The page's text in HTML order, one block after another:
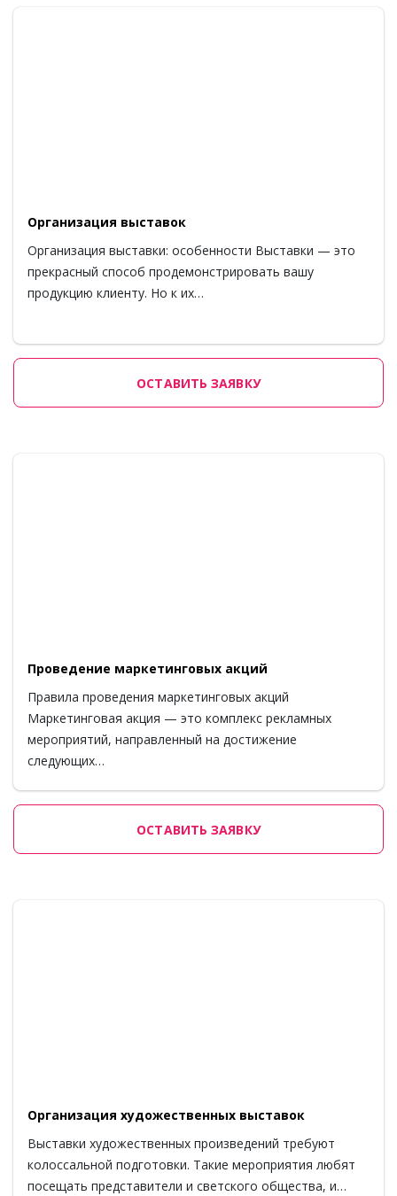
Организация выставок
Организация выставки: особенности Выставки — это
прекрасный способ продемонстрировать вашу
продукцию клиенту. Но к их…
ОСТАВИТЬ ЗАЯВКУ
Проведение маркетинговых акций
Правила проведения маркетинговых акций
Маркетинговая акция — это комплекс рекламных
мероприятий, направленный на достижение
следующих…
ОСТАВИТЬ ЗАЯВКУ
Организация художественных выставок
Выставки художественных произведений требуют
колоссальной подготовки. Такие мероприятия любят
посещать представители и светского общества, и…